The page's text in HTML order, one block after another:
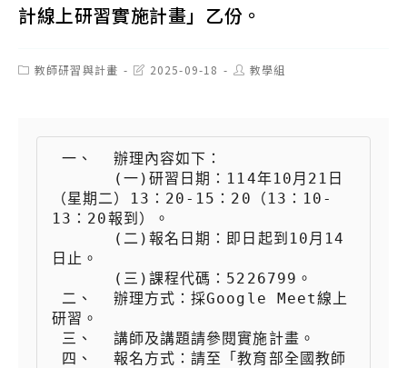
計線上研習實施計畫」乙份。
Post教師研習與計畫
Post2025-09-18
Post教學組
一、  辦理內容如下：
（星期二）13：20-15：20（13：10-
13：20報到）。
日止。
研習。